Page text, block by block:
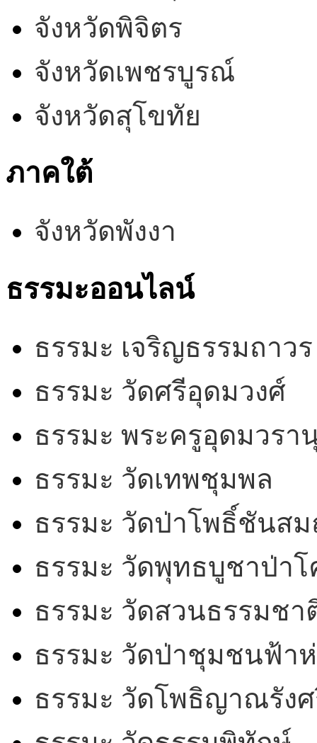
จังหวัดพิจิตร
จังหวัดเพชรบูรณ์
จังหวัดสุโขทัย
ภาคใต้
จังหวัดพังงา
ธรรมะออนไลน์
ธรรมะ เจริญธรรมถาวร
ธรรมะ วัดศรีอุดมวงศ์
ธรรมะ พระครูอุดมวรา
ธรรมะ วัดเทพชุมพล
ธรรมะ วัดป่าโพธิ์ชันส
ธรรมะ วัดพุทธบูชาป่า
ธรรมะ วัดสวนธรรมช
ธรรมะ วัดป่าชุมชนฟ้า
ธรรมะ วัดโพธิญาณรัง